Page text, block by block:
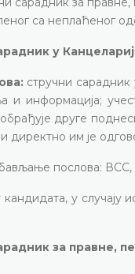
са неплаћеног
у
стручни сарадник
и информација;
обрађује друге
директно им је
послова:
у случају
за правне,